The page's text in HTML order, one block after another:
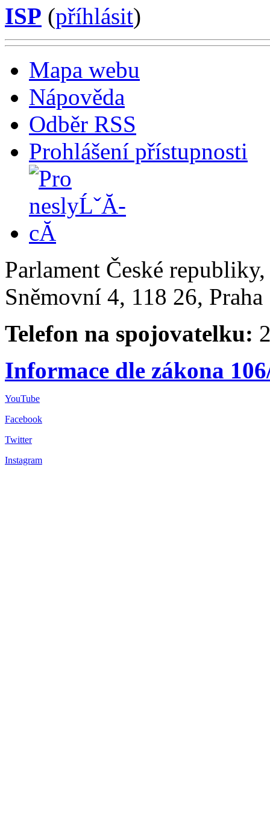
ISP (příhlásit)
Mapa webu
Nápověda
Odběr RSS
Prohlášení přístupnosti
Parlament České
Sněmovní 4, 118 26,
Telefon na spojovatelku:
Informace dle zákona
YouTube
Facebook
Twitter
Instagram